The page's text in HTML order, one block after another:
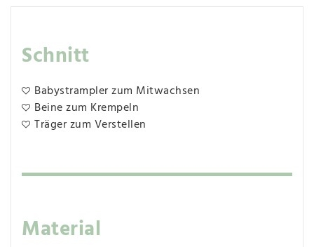
Schnitt
Babystrampler zum Mitwachsen
Beine zum Krempeln
Träger zum Verstellen
Material